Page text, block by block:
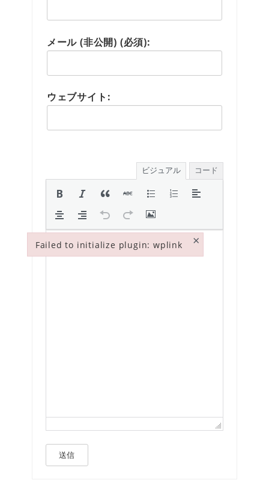
メール (非公開) (必須):
ウェブサイト:
ビジュアル コード
送信
Failed to initialize plugin: wplink ×
Failed to initialize plugin: wplink